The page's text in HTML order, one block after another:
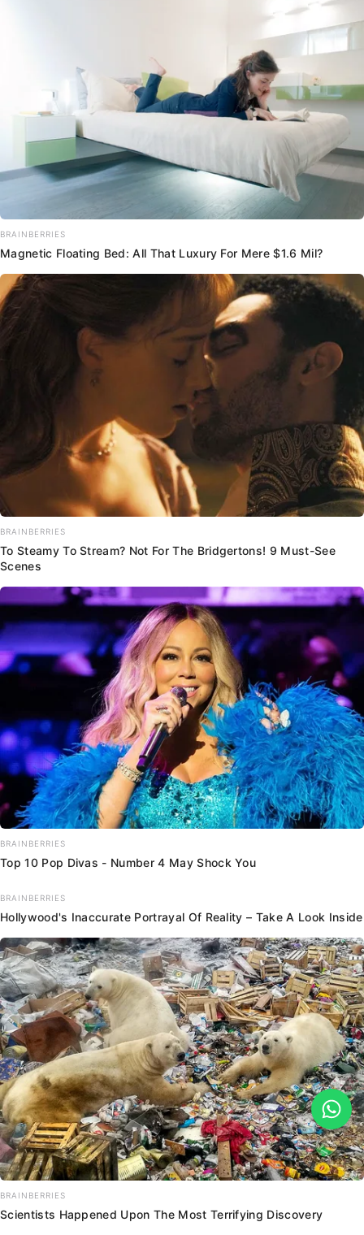
BRAINBERRIES
Magnetic Floating Bed: All That Luxury For Mere $1.6 Mil?
BRAINBERRIES
To Steamy To Stream? Not For The Bridgertons! 9 Must-See
Scenes
BRAINBERRIES
Top 10 Pop Divas - Number 4 May Shock You
BRAINBERRIES
Hollywood's Inaccurate Portrayal Of Reality – Take A Look Inside
BRAINBERRIES
Scientists Happened Upon The Most Terrifying Discovery